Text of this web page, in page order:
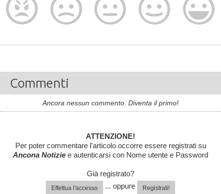
Commenti
Ancora nessun commento. Diventa il primo!
ATTENZIONE!
Per poter commentare l'articolo occorre essere registrati su
Ancona Notizie e autenticarsi con Nome utente e Password
Già registrato?
Effettua l'accesso ... oppure Registrati!